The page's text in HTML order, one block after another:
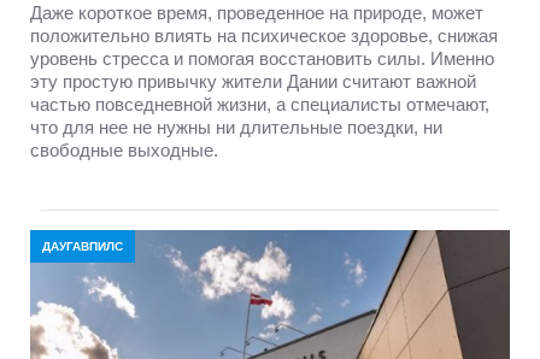
Даже короткое время, проведенное на природе, может
положительно влиять на психическое здоровье, снижая
уровень стресса и помогая восстановить силы. Именно
эту простую привычку жители Дании считают важной
частью повседневной жизни, а специалисты отмечают,
что для нее не нужны ни длительные поездки, ни
свободные выходные.
ДАУГАВПИЛС